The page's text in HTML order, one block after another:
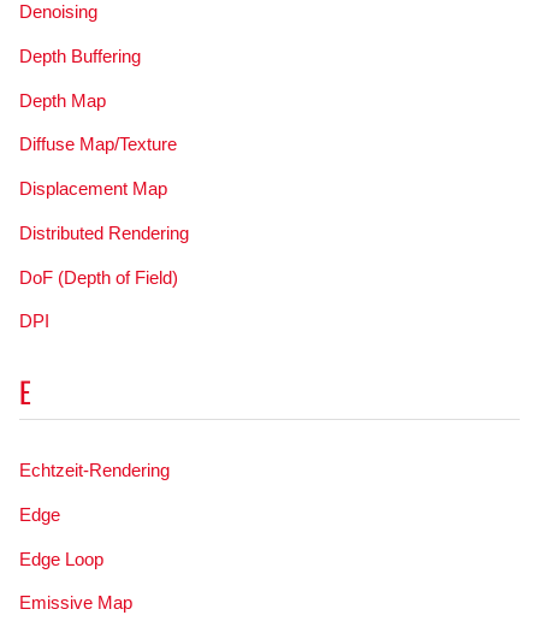
Denoising
Depth Buffering
Depth Map
Diffuse Map/Texture
Displacement Map
Distributed Rendering
DoF (Depth of Field)
DPI
E
Echtzeit-Rendering
Edge
Edge Loop
Emissive Map